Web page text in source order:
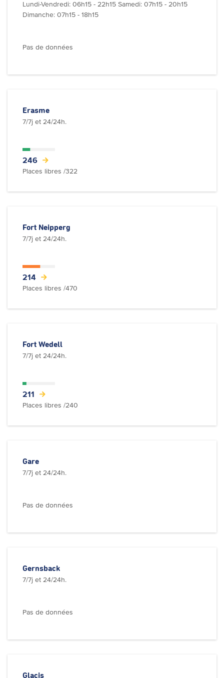
Lundi-Vendredi: 06h15 - 22h15 Samedi: 07h15 - 20h15
Dimanche: 07h15 - 18h15
Pas de données
Erasme
7/7j et 24/24h.
246
Places libres /322
Fort Neipperg
7/7j et 24/24h.
214
Places libres /470
Fort Wedell
7/7j et 24/24h.
211
Places libres /240
Gare
7/7j et 24/24h.
Pas de données
Gernsback
7/7j et 24/24h.
Pas de données
Glacis